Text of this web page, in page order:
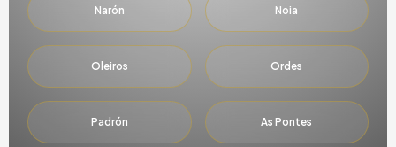
Narón Noia
Oleiros Ordes
Padrón As Pontes